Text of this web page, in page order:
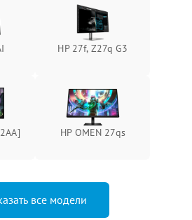
Подробнее →
Подробнее →
HP 27f, Z27q G3
HP OMEN 27qs
все модели